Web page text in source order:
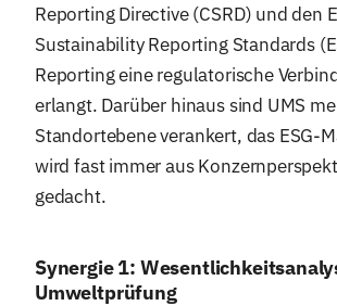
Reporting Directive (CSRD) und den
Sustainability Reporting Standards
Reporting eine regulatorische
erlangt. Darüber hinaus sind UMS
Standortebene verankert, das ESG-
wird fast immer aus
gedacht.
Synergie 1:
Umweltprüfung